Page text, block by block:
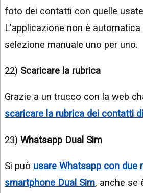
foto dei contatti con quelle
L'applicazione non è automatica
selezione manuale uno per uno.
22) Scaricare la rubrica
Grazie a un trucco con la web
scaricare la rubrica dei contatti
23) Whatsapp Dual Sim
Si può usare Whatsapp con due
smartphone Dual Sim, anche se